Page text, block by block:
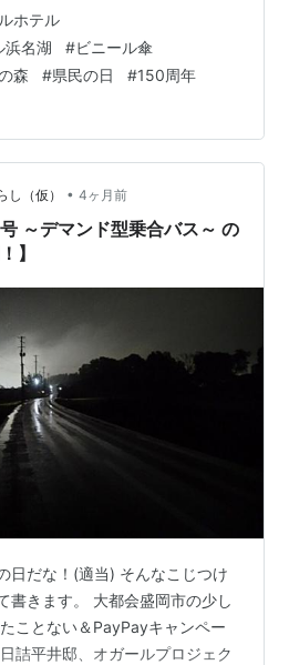
せん。玄関に置いてある透明な
が。」 長期間の旅行に出ること
たいので、簡易的な折り畳み式
が、あくまで応急的な利用とし
今日のような本格的な雨が降っ
ときにはホ…
ホテル
浜名湖 #ビニール傘
森 #県民の日 #150周年
（仮） • 4ヶ月前
～デマンド型乗合バス～ の
】
だな！(適当) そんなこじつけ
書きます。 大都会盛岡市の少し
ことない＆PayPayキャンペー
詰平井邸、オガールプロジェク